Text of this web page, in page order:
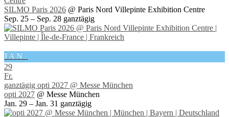
SILMO Paris 2026 @ Paris Nord Villepinte Exhibition Centre
Sep. 25 – Sep. 28 ganztägig
JAN.
29
Fr.
ganztägig opti 2027 @ Messe München
opti 2027 @ Messe München
Jan. 29 – Jan. 31 ganztägig